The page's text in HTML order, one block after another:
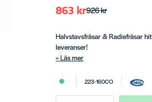
926 kr
863 kr
Halvstavsfräsar & Radiefräsar
leveranser!
Läs mer
223-160CO